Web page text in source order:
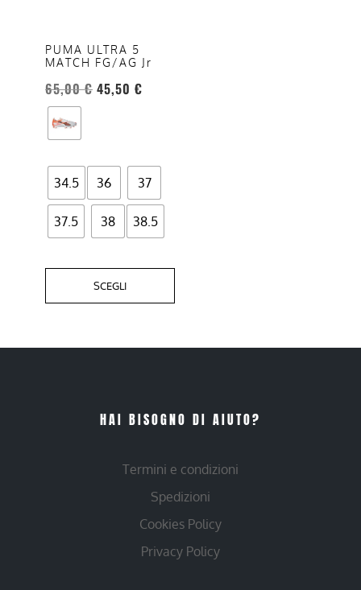
PUMA ULTRA 5
MATCH FG/AG Jr
65,00€ 45,50 €
34.5 36 37
37.5 38 38.5
SCEGLI
opzioni
possono
essere
scelte
nella
del
prodotto
HAI BISOGNO DI AIUTO?
Termini e condizioni
Spedizioni
Cookies Policy
Privacy Policy